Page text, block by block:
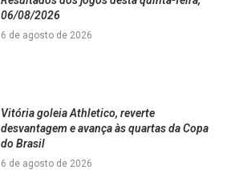
06/08/2026
6 de agosto de 2026
Vitória goleia Athletico, reverte
desvantagem e avança às quartas da Copa
do Brasil
6 de agosto de 2026